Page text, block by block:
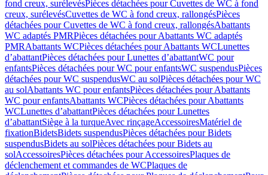
fond creux, surélevésPièces détachées pour Cuvettes de WC à fond
creux, surélevésCuvettes de WC à fond creux, rallongésPièces
détachées pour Cuvettes de WC à fond creux, rallongésAbattants
WC adaptés PMRPièces détachées pour Abattants WC adaptés
PMRAbattants WCPièces détachées pour Abattants WCLunettes
d’abattantPièces détachées pour Lunettes d’abattantWC pour
enfantsPièces détachées pour WC pour enfantsWC suspendusPièces
détachées pour WC suspendusWC au solPièces détachées pour WC
au solAbattants WC pour enfantsPièces détachées pour Abattants
WC pour enfantsAbattants WCPièces détachées pour Abattants
WCLunettes d’abattantPièces détachées pour Lunettes
d’abattantSiège à la turqueAvec rinçageAccessoiresMatériel de
fixationBidetsBidets suspendusPièces détachées pour Bidets
suspendusBidets au solPièces détachées pour Bidets au
solAccessoiresPièces détachées pour AccessoiresPlaques de
déclenchement et commandes de WCPlaques de